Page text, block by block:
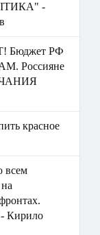
-
Бюджет РФ
Россияне
красное
всем
Кирило